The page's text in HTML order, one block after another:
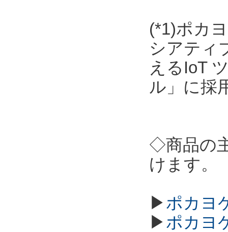
(*1)ポカ
シアティ
えるIoT
ル」に採
◇商品の
けます。
▶ポカヨ
▶ポカヨ